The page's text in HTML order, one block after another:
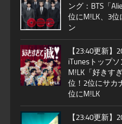
ング：BTS「
位にM!LK、3位
ン
【23:40更新】
iTunesトップソ
M!LK「好きす
位！2位にサカ
位にM!LK
【23:40更新】